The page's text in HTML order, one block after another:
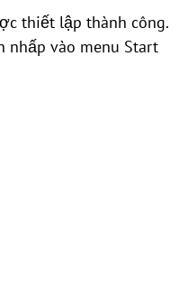
thiết lập thành công.
nhấp vào menu Start